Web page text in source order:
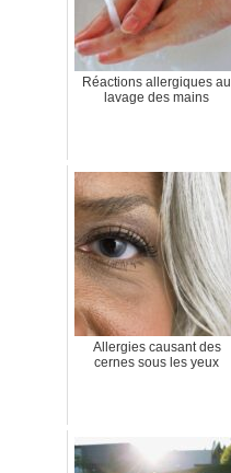
Réactions allergiques au
lavage des mains
Allergies causant des
cernes sous les yeux